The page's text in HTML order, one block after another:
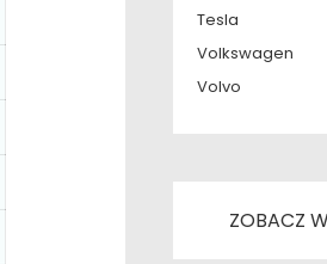
Tesla
Volkswagen
Volvo
ZOBACZ